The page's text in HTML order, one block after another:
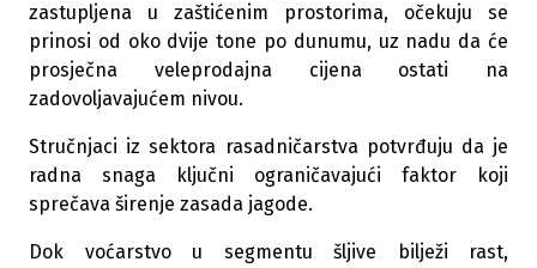
zastupljena u zaštićenim prostorima, očekuju se
prinosi od oko dvije tone po dunumu, uz nadu da će
prosječna veleprodajna cijena ostati na
zadovoljavajućem nivou.
Stručnjaci iz sektora rasadničarstva potvrđuju da je
radna snaga ključni ograničavajući faktor koji
sprečava širenje zasada jagode.
Dok voćarstvo u segmentu šljive bilježi rast,